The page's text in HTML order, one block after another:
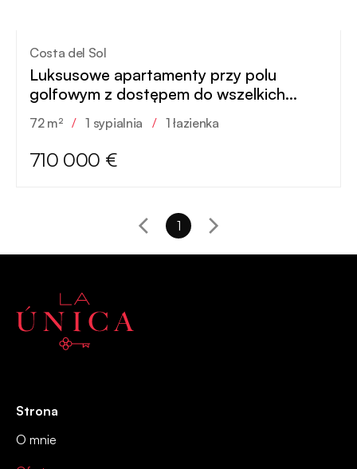
Costa del Sol
Luksusowe apartamenty przy polu
golfowym z dostępem do wszelkich
udogodnień
72 m² / 1 sypialnia / 1 łazienka
710 000 €
1
Strona
O mnie